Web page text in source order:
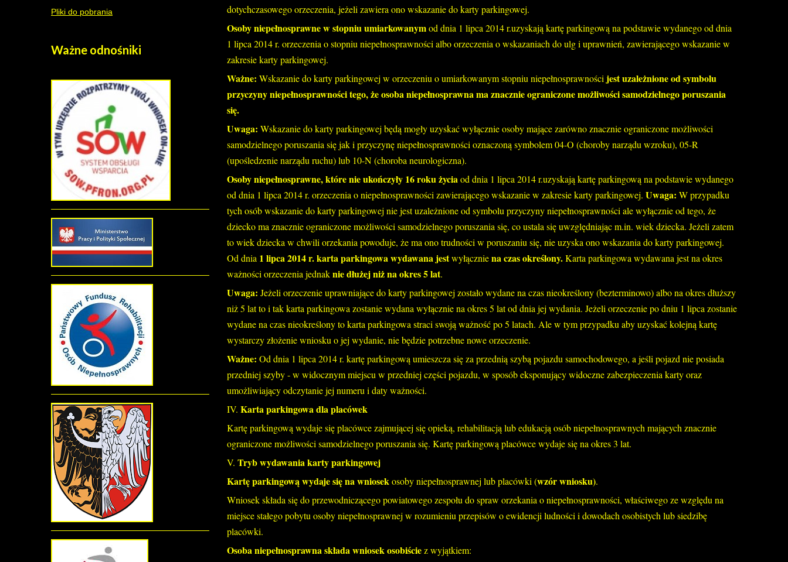
dotychczasowego orzeczenia, jeżeli zawiera ono wskazanie do karty parkingowej.
Osoby niepełnosprawne w stopniu umiarkowanymod dnia 1 lipca 2014 r.uzyskają kartę parkingową na podstawie wydanego od dnia
1 lipca 2014 r. orzeczenia o stopniu niepełnosprawności albo orzeczenia o wskazaniach do ulg i uprawnień, zawierającego wskazanie w
zakresie karty parkingowej.
Ważne: Wskazanie do karty parkingowej w orzeczeniu o umiarkowanym stopniu niepełnosprawności jest uzależnione od symbolu
przyczyny niepełnosprawności tego, że osoba niepełnosprawna ma znacznie ograniczone możliwości samodzielnego poruszania
się.
Uwaga: Wskazanie do karty parkingowej będą mogły uzyskać wyłącznie osoby mające zarówno znacznie ograniczone możliwości
samodzielnego poruszania się jak i przyczynę niepełnosprawności oznaczoną symbolem 04-O (choroby narządu wzroku), 05-R
(upośledzenie narządu ruchu) lub 10-N (choroba neurologiczna).
Osoby niepełnosprawne, które nie ukończyły 16 roku życiaod dnia 1 lipca 2014 r.uzyskają kartę parkingową na podstawie wydanego
od dnia 1 lipca 2014 r. orzeczenia o niepełnosprawności zawierającego wskazanie w zakresie karty parkingowej. Uwaga: W przypadku
tych osób wskazanie do karty parkingowej nie jest uzależnione od symbolu przyczyny niepełnosprawności ale wyłącznie od tego, że
dziecko ma znacznie ograniczone możliwości samodzielnego poruszania się, co ustala się uwzględniając m.in. wiek dziecka. Jeżeli zatem
to wiek dziecka w chwili orzekania powoduje, że ma ono trudności w poruszaniu się, nie uzyska ono wskazania do karty parkingowej.
Od dnia 1 lipca 2014 r. karta parkingowa wydawana jestwyłączniena czas określony.Karta parkingowa wydawana jest na okres
ważności orzeczenia jednaknie dłużej niż na okres 5 lat.
Uwaga: Jeżeli orzeczenie uprawniające do karty parkingowej zostało wydane na czas nieokreślony (bezterminowo) albo na okres dłuższy
niż 5 lat to i tak karta parkingowa zostanie wydana wyłącznie na okres 5 lat od dnia jej wydania. Jeżeli orzeczenie po dniu 1 lipca zostanie
wydane na czas nieokreślony to karta parkingowa straci swoją ważność po 5 latach. Ale w tym przypadku aby uzyskać kolejną kartę
wystarczy złożenie wniosku o jej wydanie, nie będzie potrzebne nowe orzeczenie.
Ważne: Od dnia 1 lipca 2014 r. kartę parkingową umieszcza się za przednią szybą pojazdu samochodowego, a jeśli pojazd nie posiada
przedniej szyby - w widocznym miejscu w przedniej części pojazdu, w sposób eksponujący widoczne zabezpieczenia karty oraz
umożliwiający odczytanie jej numeru i daty ważności.
IV. Karta parkingowa dla placówek
Kartę parkingową wydaje się placówce zajmującej się opieką, rehabilitacją lub edukacją osób niepełnosprawnych mających znacznie
ograniczone możliwości samodzielnego poruszania się. Kartę parkingową placówce wydaje się na okres 3 lat.
V. Tryb wydawania karty parkingowej
Kartę parkingową wydaje się na wniosekosoby niepełnosprawnej lub placówki (wzór wniosku).
Wniosek składa się do przewodniczącego powiatowego zespołu do spraw orzekania o niepełnosprawności, właściwego ze względu na
miejsce stałego pobytu osoby niepełnosprawnej w rozumieniu przepisów o ewidencji ludności i dowodach osobistych lub siedzibę
placówki.
Osoba niepełnosprawna składa wniosek osobiściez wyjątkiem:
Pliki do pobrania
Ważne odnośniki